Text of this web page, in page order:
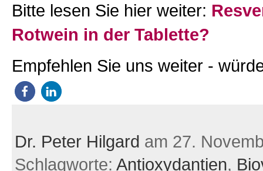
Bitte lesen Sie hier weiter:
Rotwein in der Tablette?
Empfehlen Sie uns weiter -
Dr. Peter Hilgard am 27.
Schlagworte: Antioxydantien,